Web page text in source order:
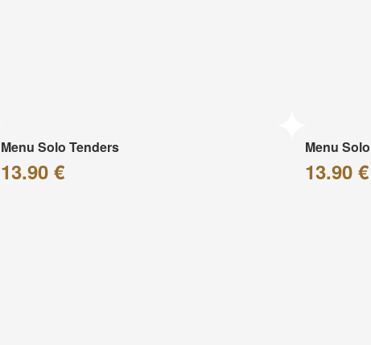
Menu Solo Tenders
13.90 €
Menu
13.90 €